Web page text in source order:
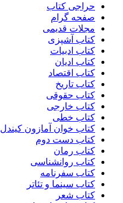
حراجی کتاب
صفحه گرام
مجلات قدیمی
کتاب آشپزی
کتاب ادبیات
کتاب ادیان
کتاب اقتصاد
کتاب تاریخ
کتاب حقوقی
کتاب خارجی
کتاب خطی
کتاب خوان آمازون کیندل
کتاب دست دوم
کتاب رمان
کتاب روانشناسی
کتاب سفرنامه
کتاب سینما و تئاتر
کتاب شعر